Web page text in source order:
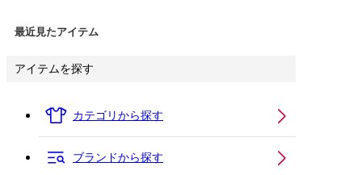
最近見たアイテム
アイテムを探す
カテゴリから探す
ブランドから探す